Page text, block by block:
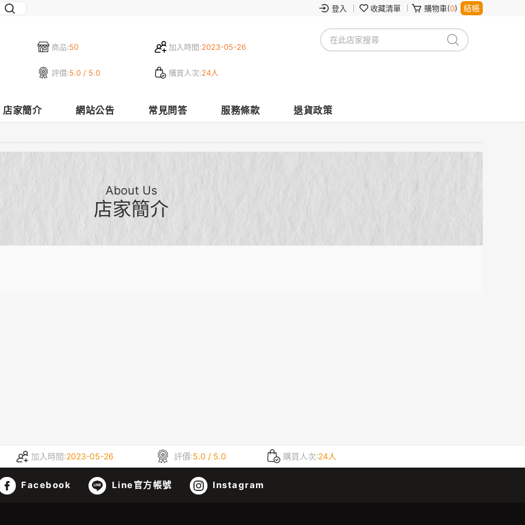
登入 收藏清單 購物車(0) 結帳
商品:50 加入時間:2023-05-26
評價:5.0 / 5.0 購買人次:24人
店家簡介 網站公告 常見問答 服務條款 退貨政策
About Us
店家簡介
加入時間:2023-05-26 評價:5.0 / 5.0 購買人次:24人
Facebook Line官方帳號 Instagram